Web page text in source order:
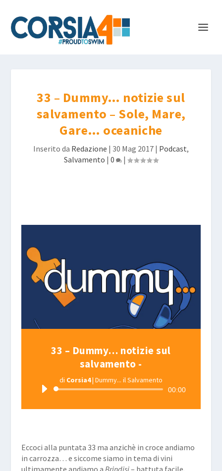
33 – Dummy… notizie sul
salvamento – Sole, Mare,
Gare… oceaniche
Inserito da Redazione | 30 Mag 2017 | Podcast,
Salvamento | 0 |
33 – Dummy… notizie sul
salvamento -
di Corsia4| Dummy... il Salvamento
Audio
00:00
Eccoci alla puntata 33 ma anzichè in croce andiamo
in carrozza… e siccome siamo in tema di vini